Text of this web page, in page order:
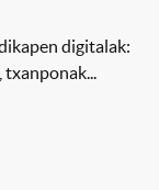
digitalak:
txanponak...